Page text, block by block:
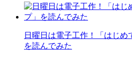
日曜日は電子工作！「はじめ
を読んでみた